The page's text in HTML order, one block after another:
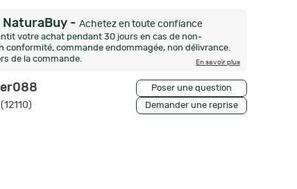
- Achetez en toute confiance
votre achat pendant 30 jours en cas de non-
conformité, commande endommagée, non délivrance.
de la commande.
En savoir plus
(12110) Demander une reprise
Poser une question